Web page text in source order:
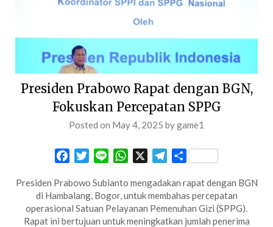
Presiden Prabowo Rapat dengan BGN,
Fokuskan Percepatan SPPG
Posted on May 4, 2025 bygame1
FacebookTwitterLine WhatsApp Telegram
Share
Presiden Prabowo Subianto mengadakan rapat dengan BGN
di Hambalang, Bogor, untuk membahas percepatan
operasional Satuan Pelayanan Pemenuhan Gizi (SPPG).
Rapat ini bertujuan untuk meningkatkan jumlah penerima